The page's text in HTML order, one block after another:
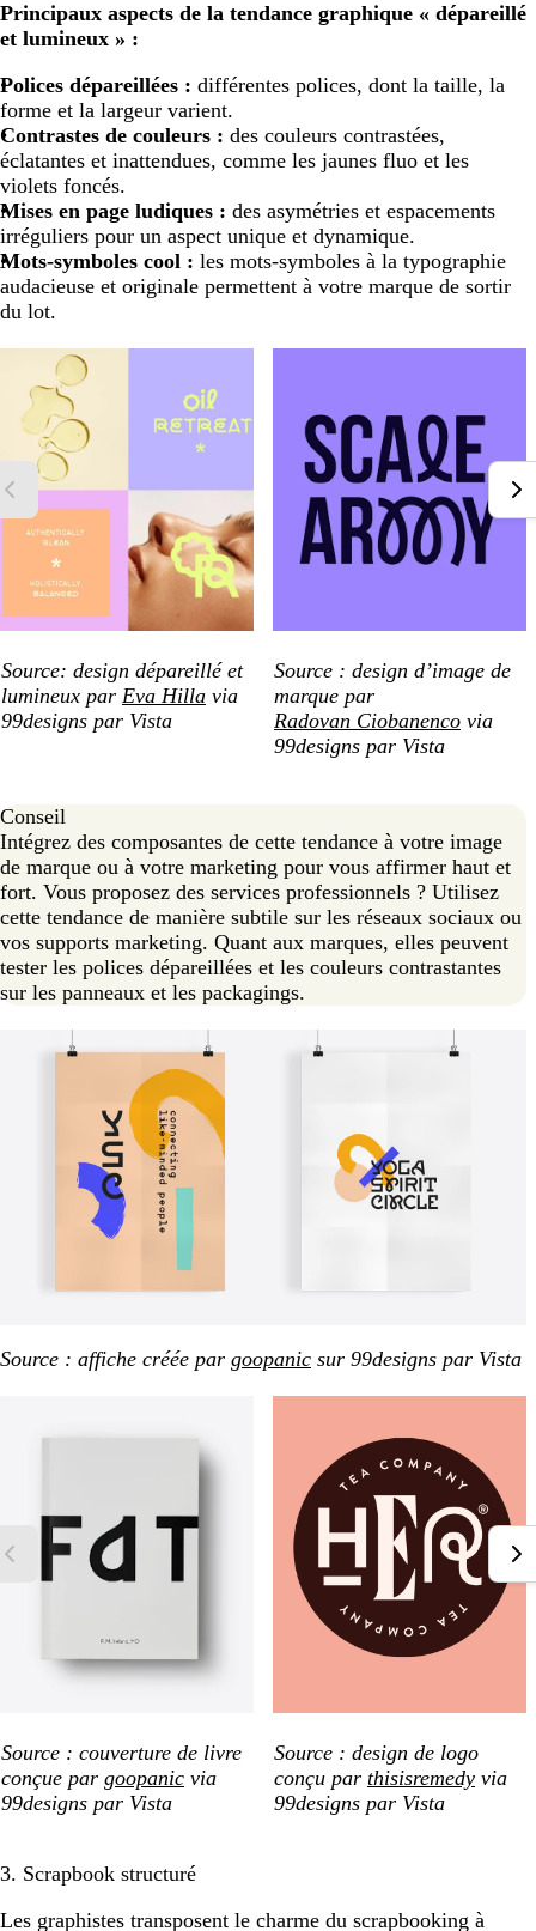
Principaux aspects de la tendance graphique « dépareillé
et lumineux » :
Polices dépareillées : différentes polices, dont la taille, la
forme et la largeur varient.
Contrastes de couleurs : des couleurs contrastées,
éclatantes et inattendues, comme les jaunes fluo et les
violets foncés.
Mises en page ludiques : des asymétries et espacements
irréguliers pour un aspect unique et dynamique.
Mots-symboles cool : les mots-symboles à la typographie
audacieuse et originale permettent à votre marque de sortir
du lot.
Source: design dépareillé et
lumineux par Eva Hilla via
99designs par Vista
Source : design d’image de
marque par
Radovan Ciobanenco via
99designs par Vista
Conseil
Intégrez des composantes de cette tendance à votre image
de marque ou à votre marketing pour vous affirmer haut et
fort. Vous proposez des services professionnels ? Utilisez
cette tendance de manière subtile sur les réseaux sociaux ou
vos supports marketing. Quant aux marques, elles peuvent
tester les polices dépareillées et les couleurs contrastantes
sur les panneaux et les packagings.
Source : affiche créée par goopanic sur 99designs par Vista
Source : couverture de livre
conçue par goopanic via
99designs par Vista
Source : design de logo
conçu par thisisremedy via
99designs par Vista
3. Scrapbook structuré
Les graphistes transposent le charme du scrapbooking à